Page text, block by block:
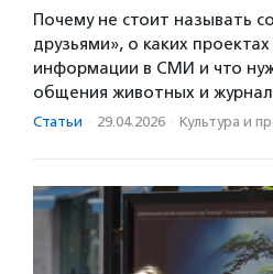
Почему не стоит называть
друзьями», о каких
информации в СМИ и что
общения животных и
Статьи · 29.04.2026 · Культура и